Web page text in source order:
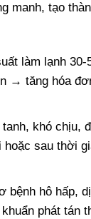
manh, tạo
làm lạnh 30-
→ tăng hóa
khó chịu,
sau thời
bệnh hô hấp,
phát tán